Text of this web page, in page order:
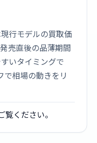
行モデルの買取価
売直後の品薄期間
いタイミングで
で相場の動きをリ
覧ください。